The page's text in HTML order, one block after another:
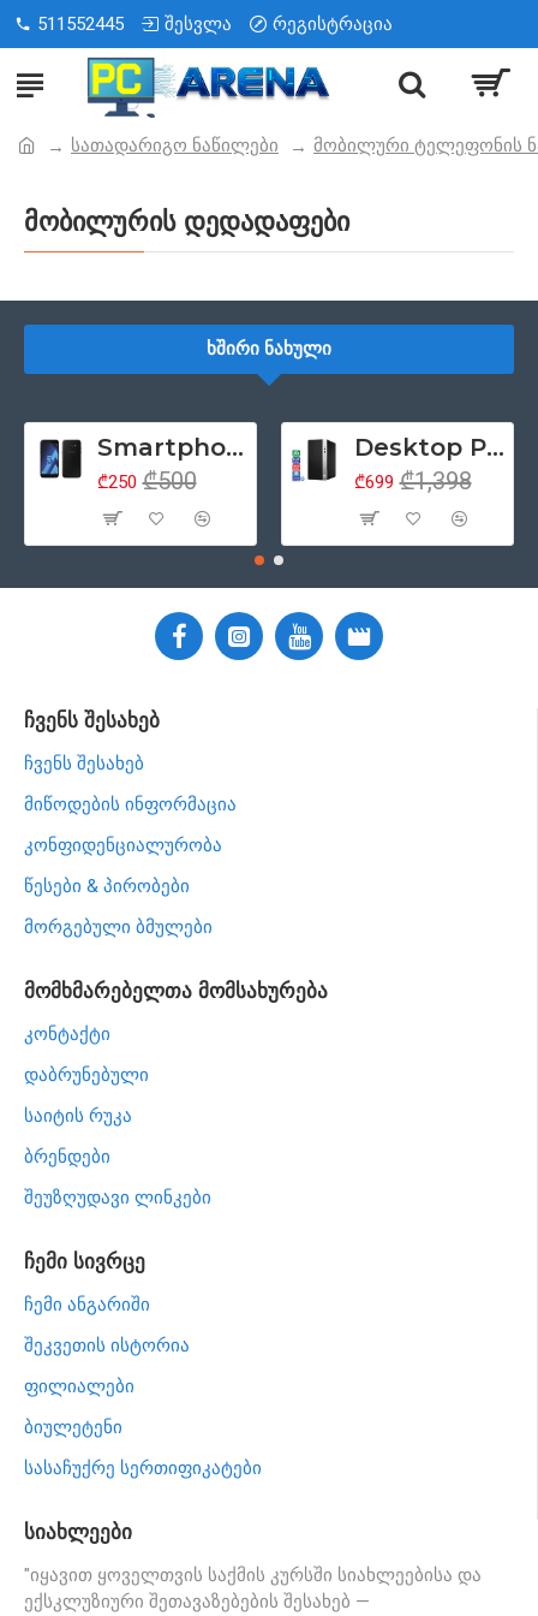
511552445 შესვლა რეგისტრაცია
სათადარიგო ნაწილები მობილური ტელეფონის
მობილურის დედადაფები
ᲮᲨᲘᲠᲘ ᲜᲐᲮᲣᲚᲘ
Smartphone 5.2" Samsung Galaxy A5 (2017), 4G, Samsung Exynos 7880, 3GB/32GB, ორმაგი SIM, NFC, რადიო, Android 6, შავი (მეორადი პროდუქტის კლასი - A)
₾250 ₾500
Desktop PC კომპიუტერი HP ProDesk 400 G5 Tower, Intel Core i5 8500 (6 თაობა), 8GB ოპერატიული, 256GB SSD მყარი დისკი, DisplayPort, DVD, Windows 11 Pro (მოერადი პროდუქციის კლასი - ა)
₾699 ₾1,398
ჩვენს შესახებ
ჩვენს შესახებ
მიწოდების ინფორმაცია
კონფიდენციალურობა
წესები & პირობები
მორგებული ბმულები
მომხმარებელთა მომსახურება
კონტაქტი
დაბრუნებული
საიტის რუკა
ბრენდები
შეუზღუდავი ლინკები
ჩემი სივრცე
ჩემი ანგარიში
შეკვეთის ისტორია
ფილიალები
ბიულეტენი
სასაჩუქრე სერთიფიკატები
სიახლეები
"იყავით ყოველთვის საქმის კურსში სიახლეებისა და
ექსკლუზიური შეთავაზებების შესახებ —